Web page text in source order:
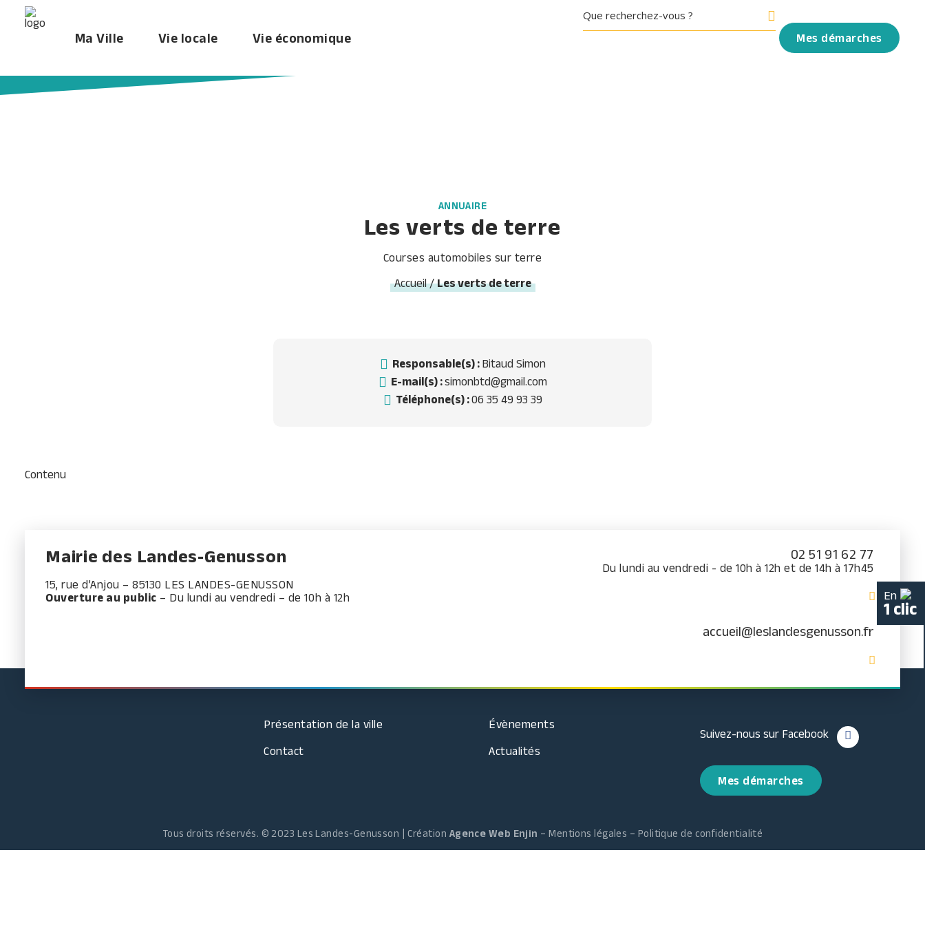
Ma Ville Vie locale Vie économique Mes démarches
ANNUAIRE
Les verts de terre
Courses automobiles sur terre
Accueil/Les verts de terre
Responsable(s) : Bitaud Simon
E-mail(s) :simonbtd@gmail.com
Téléphone(s) :06 35 49 93 39
Contenu
Mairie des Landes-Genusson
15, rue d’Anjou – 85130 LES LANDES-GENUSSON
Ouverture au public – Du lundi au vendredi – de 10h à 12h
02 51 91 62 77
Du lundi au vendredi - de 10h à 12h et de 14h à 17h45
accueil@leslandesgenusson.fr
Présentation de la ville
Contact
Évènements
Actualités
Suivez-nous sur Facebook
Mes démarches
Tous droits réservés. © 2023 Les Landes-Genusson | Création Agence Web Enjin –Mentions légales – Politique de confidentialité
En
1 clic